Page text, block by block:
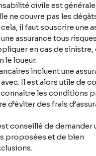
civile est
ne couvre pas les
il faut souscrire une
assurance tous
en cas de sinistre,
le loueur.
incluent une
Il est alors utile de
les conditions
d’éviter des frais
conseillé de demander
proposées et de bien